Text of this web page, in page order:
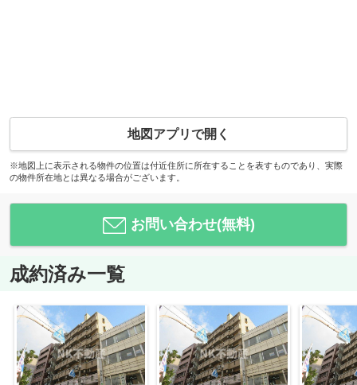
地図アプリで開く
※地図上に表示される物件の位置は付近住所に所在することを表すものであり、実際
の物件所在地とは異なる場合がございます。
お問い合わせ(無料)
成約済み一覧